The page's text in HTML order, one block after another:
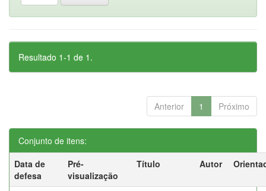
Resultado 1-1 de 1.
Anterior 1 Próximo
Conjunto de itens:
Data de
defesa
Pré-
visualização
Título Autor